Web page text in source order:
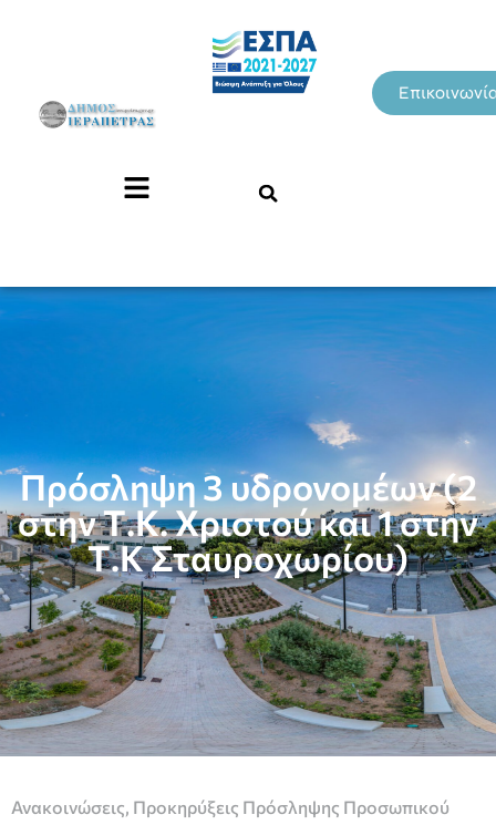
Πρόσληψη 3 υδρονομέων (2
στην Τ.Κ. Χριστού και 1 στην
Τ.Κ Σταυροχωρίου)
Ανακοινώσεις Προκηρύξεις Πρόσληψης Προσωπικού